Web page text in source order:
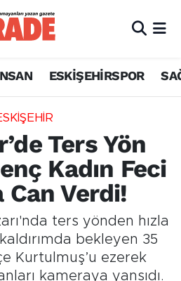
ESKİŞEHİRSPOR
Ters Yön
Kadın Feci
Can Verdi!
ters yönden hızla
bekleyen 35
Kurtulmuş’u ezerek
kameraya yansıdı.